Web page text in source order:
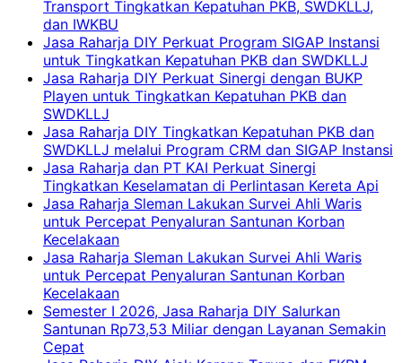
Transport Tingkatkan Kepatuhan PKB, SWDKLLJ,
dan IWKBU
Jasa Raharja DIY Perkuat Program SIGAP Instansi
untuk Tingkatkan Kepatuhan PKB dan SWDKLLJ
Jasa Raharja DIY Perkuat Sinergi dengan BUKP
Playen untuk Tingkatkan Kepatuhan PKB dan
SWDKLLJ
Jasa Raharja DIY Tingkatkan Kepatuhan PKB dan
SWDKLLJ melalui Program CRM dan SIGAP Instansi
Jasa Raharja dan PT KAI Perkuat Sinergi
Tingkatkan Keselamatan di Perlintasan Kereta Api
Jasa Raharja Sleman Lakukan Survei Ahli Waris
untuk Percepat Penyaluran Santunan Korban
Kecelakaan
Jasa Raharja Sleman Lakukan Survei Ahli Waris
untuk Percepat Penyaluran Santunan Korban
Kecelakaan
Semester I 2026, Jasa Raharja DIY Salurkan
Santunan Rp73,53 Miliar dengan Layanan Semakin
Cepat